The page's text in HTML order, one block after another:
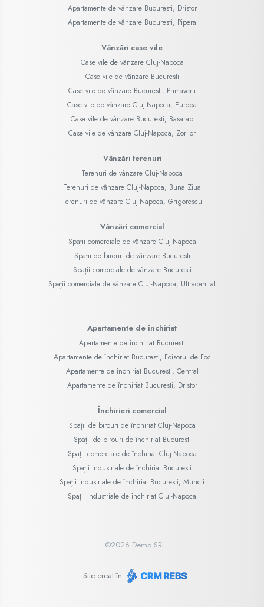
Apartamente de vânzare Bucuresti, Dristor
Apartamente de vânzare Bucuresti, Pipera
Vânzări case vile
Case vile de vânzare Cluj-Napoca
Case vile de vânzare Bucuresti
Case vile de vânzare Bucuresti, Primaverii
Case vile de vânzare Cluj-Napoca, Europa
Case vile de vânzare Bucuresti, Basarab
Case vile de vânzare Cluj-Napoca, Zorilor
Vânzări terenuri
Terenuri de vânzare Cluj-Napoca
Terenuri de vânzare Cluj-Napoca, Buna Ziua
Terenuri de vânzare Cluj-Napoca, Grigorescu
Vânzări comercial
Spații comerciale de vânzare Cluj-Napoca
Spații de birouri de vânzare Bucuresti
Spații comerciale de vânzare Bucuresti
Spații comerciale de vânzare Cluj-Napoca, Ultracentral
Apartamente de închiriat
Apartamente de închiriat Bucuresti
Apartamente de închiriat Bucuresti, Foisorul de Foc
Apartamente de închiriat Bucuresti, Central
Apartamente de închiriat Bucuresti, Dristor
Închirieri comercial
Spații de birouri de închiriat Cluj-Napoca
Spații de birouri de închiriat Bucuresti
Spații comerciale de închiriat Cluj-Napoca
Spații industriale de închiriat Bucuresti
Spații industriale de închiriat Bucuresti, Muncii
Spații industriale de închiriat Cluj-Napoca
©2026 Demo SRL
Site creat în